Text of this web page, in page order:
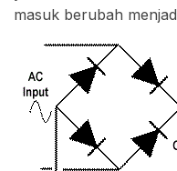
masuk berubah